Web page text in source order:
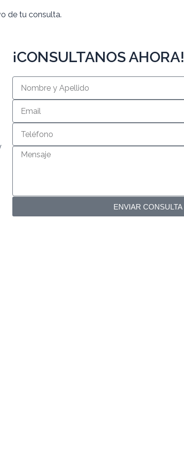
de tu consulta.
¡CONSULTANOS AHORA!
ENVIAR CONSULTA